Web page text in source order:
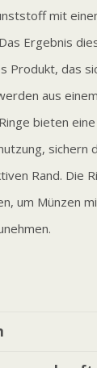
mit
Ergebnis
Produkt, das
aus
bieten
sichern
Rand. Die
um Münzen